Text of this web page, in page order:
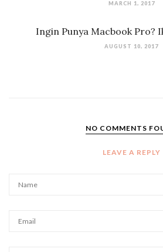
MARCH 1, 2017
Ingin Punya Macbook Pro?
AUGUST 10, 2017
NO COMMENTS
LEAVE A REPLY